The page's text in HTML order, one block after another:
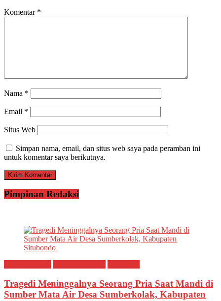
Komentar *
Nama *
Email *
Situs Web
Simpan nama, email, dan situs web saya pada peramban ini
untuk komentar saya berikutnya.
Pimpinan Redaksi
Tragedi Meninggalnya Seorang Pria Saat Mandi di
Sumber Mata Air Desa Sumberkolak, Kabupaten